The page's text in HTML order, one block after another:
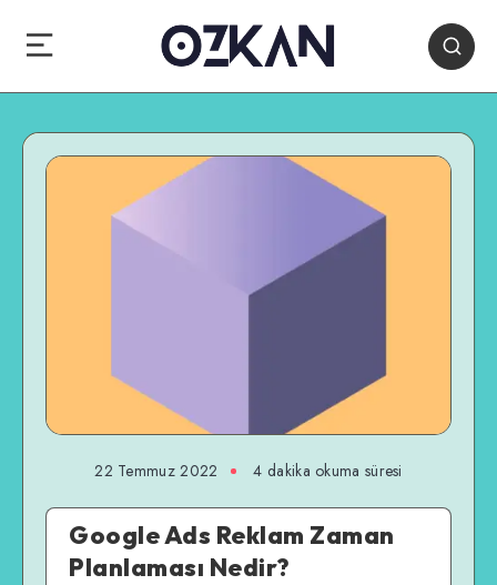
22 Temmuz 2022 4 dakika okuma süresi
Google Ads Reklam Zaman
Planlaması Nedir?